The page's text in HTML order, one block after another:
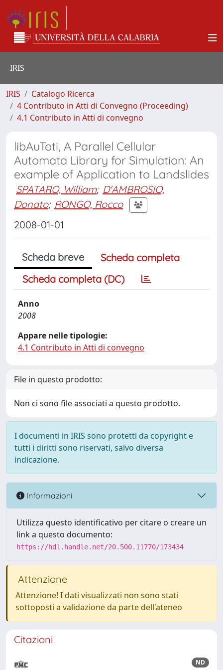
IRIS
IRIS
Catalogo Ricerca
4 Contributo in Atti di Convegno (Proceeding)
4.1 Contributo in Atti di convegno
libAuToti, A Parallel Cellular
Automata Library for Simulation: An
example of Application to Landslides
SPATARO, William; D'AMBROSIO,
Donato; RONGO, Rocco
2008-01-01
Scheda breve
Scheda completa
Scheda completa (DC)
Anno
2008
Appare nelle tipologie:
4.1 Contributo in Atti di convegno
File in questo prodotto:
Non ci sono file associati a questo prodotto.
I documenti in IRIS sono protetti da copyright e
tutti i diritti sono riservati, salvo diversa
indicazione.
Informazioni
Utilizza questo identificativo per citare o creare un
link a questo documento:
https://hdl.handle.net/20.500.11770/173434
Attenzione
Attenzione! I dati visualizzati non sono stati
sottoposti a validazione da parte dell'ateneo
Citazioni
ND